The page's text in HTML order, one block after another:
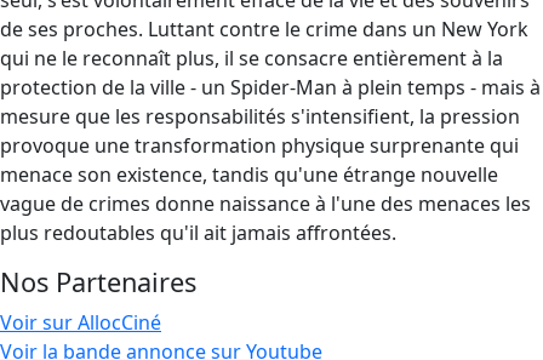
de ses proches. Luttant contre le crime dans un New York
qui ne le reconnaît plus, il se consacre entièrement à la
protection de la ville - un Spider-Man à plein temps - mais à
mesure que les responsabilités s'intensifient, la pression
provoque une transformation physique surprenante qui
menace son existence, tandis qu'une étrange nouvelle
vague de crimes donne naissance à l'une des menaces les
plus redoutables qu'il ait jamais affrontées.
Nos Partenaires
Voir sur AllocCiné
Voir la bande annonce sur Youtube